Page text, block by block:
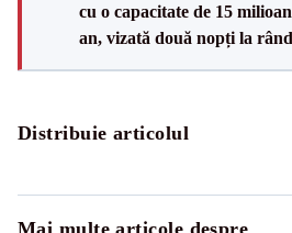
cu o capacitate de 15
an, vizată două nopți la rând
Distribuie articolul
Mai multe articole despre